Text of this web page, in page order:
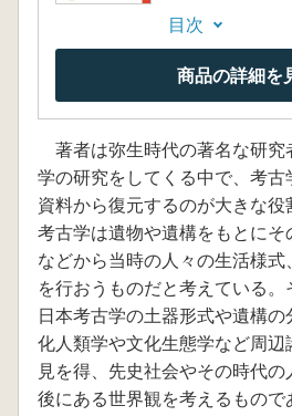
目次
商品の詳細を
著者は弥生時代の著名な研究
学の研究をしてくる中で、考古
資料から復元するのが大きな役
考古学は遺物や遺構をもとにそ
などから当時の人々の生活様式
を行おうものだと考えている
日本考古学の土器形式や遺構
化人類学や文化生態学など周辺
見を得、先史社会やその時代
後にある世界観を考えるもので